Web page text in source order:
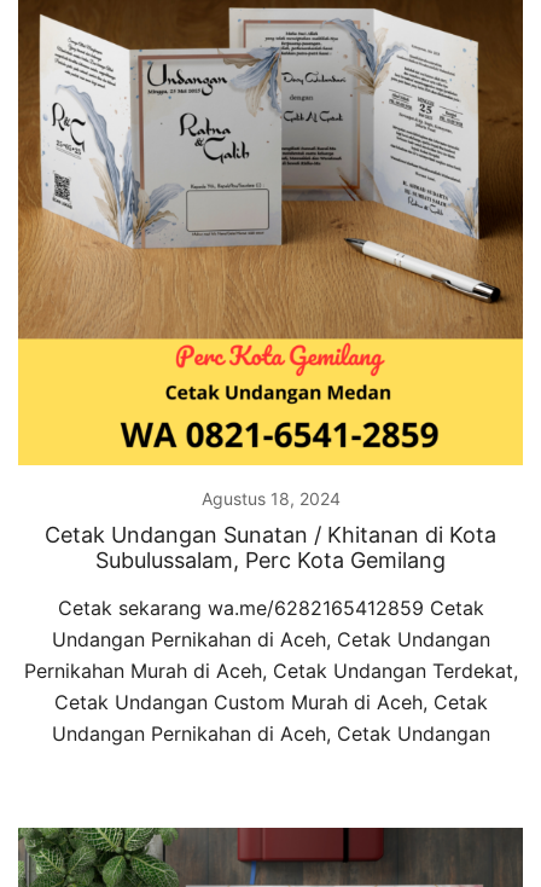
Agustus 18, 2024
Cetak Undangan Sunatan / Khitanan di Kota
Subulussalam, Perc Kota Gemilang
Cetak sekarang wa.me/6282165412859 Cetak
Undangan Pernikahan di Aceh, Cetak Undangan
Pernikahan Murah di Aceh, Cetak Undangan Terdekat,
Cetak Undangan Custom Murah di Aceh, Cetak
Undangan Pernikahan di Aceh, Cetak Undangan